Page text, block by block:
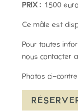
PRIX : 1.500
Ce mâle est
Pour toutes
nous contacter
Photos ci-